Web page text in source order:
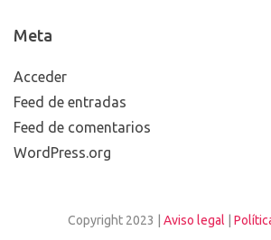
Meta
Acceder
Feed de entradas
Feed de comentarios
WordPress.org
Copyright 2023 | Aviso legal